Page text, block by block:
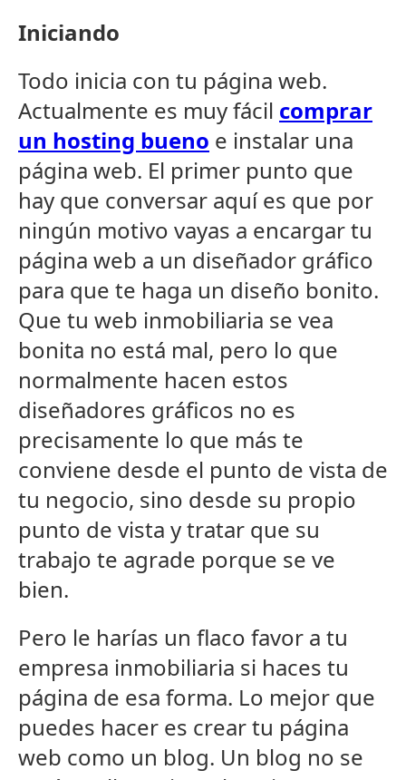
Iniciando
Todo inicia con tu página web.
Actualmente es muy fácil comprar
un hosting bueno e instalar una
página web. El primer punto que
hay que conversar aquí es que por
ningún motivo vayas a encargar tu
página web a un diseñador gráfico
para que te haga un diseño bonito.
Que tu web inmobiliaria se vea
bonita no está mal, pero lo que
normalmente hacen estos
diseñadores gráficos no es
precisamente lo que más te
conviene desde el punto de vista de
tu negocio, sino desde su propio
punto de vista y tratar que su
trabajo te agrade porque se ve
bien.
Pero le harías un flaco favor a tu
empresa inmobiliaria si haces tu
página de esa forma. Lo mejor que
puedes hacer es crear tu página
web como un blog. Un blog no se